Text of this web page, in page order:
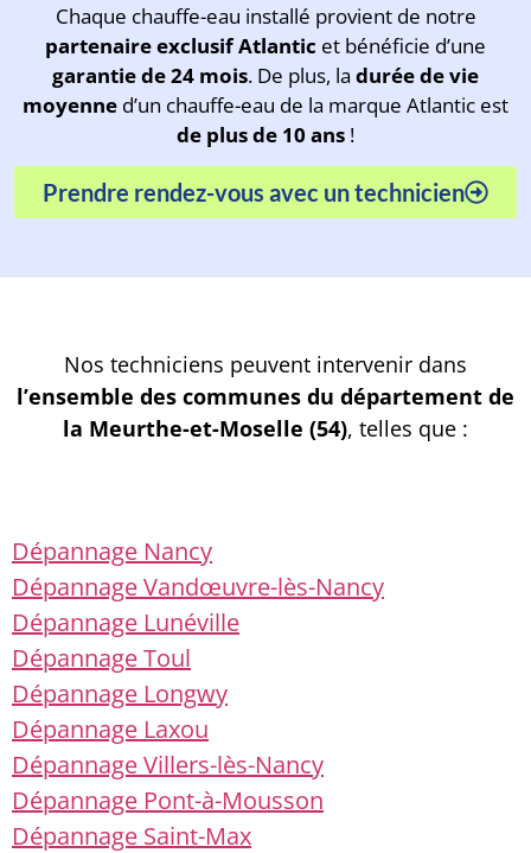
Chaque chauffe-eau installé provient de notre
partenaire exclusif Atlantic et bénéficie d’une
garantie de 24 mois. De plus, la durée de vie
moyenne d’un chauffe-eau de la marque Atlantic est
de plus de 10 ans !
Prendre rendez-vous avec un technicien
Nos techniciens peuvent intervenir dans
l’ensemble des communes du département de
la Meurthe-et-Moselle (54), telles que :
Dépannage Nancy
Dépannage Vandœuvre-lès-Nancy
Dépannage Lunéville
Dépannage Toul
Dépannage Longwy
Dépannage Laxou
Dépannage Villers-lès-Nancy
Dépannage Pont-à-Mousson
Dépannage Saint-Max